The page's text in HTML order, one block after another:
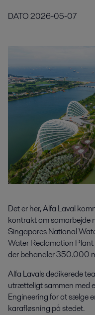
DATO2026-05-07
Det er her, Alfa Laval
kontrakt om samarbejde
Singapores National
Water Reclamation
der behandler 350.000
Alfa Lavals dedikerede
utrætteligt sammen med
Engineering for at sælge
karafløsning på stedet.